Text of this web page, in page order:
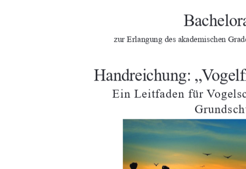
zur Erlangung des akademischen Gr
Handreichung:
Ein Leitfaden für